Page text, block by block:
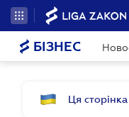
БІЗНЕС
Ця